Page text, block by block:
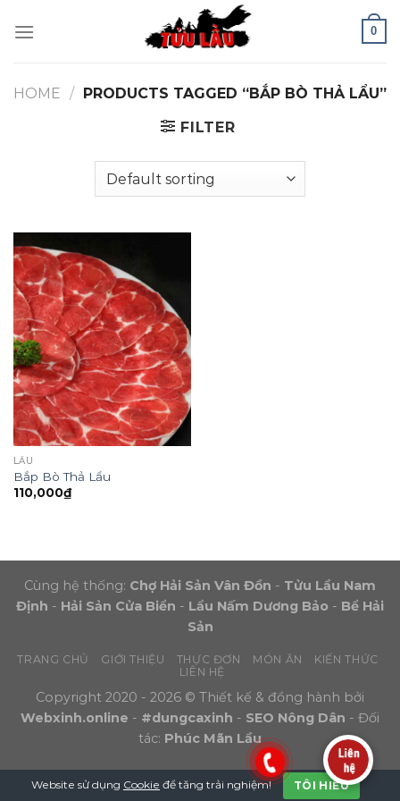
0
HOME / PRODUCTS TAGGED “BẮP BÒ THẢ LẨU”
FILTER
LẨU
Bắp Bò Thả Lẩu
110,000₫
Cùng hệ thống: Chợ Hải Sản Vân Đồn - Tửu Lầu Nam
Định - Hải Sản Cửa Biển - Lẩu Nấm Dương Bảo - Bể Hải
Sản
TRANG CHỦ GIỚI THIỆU THỰC ĐƠN MÓN ĂN
KIẾN THỨC
LIÊN HỆ
Copyright 2020 - 2026 © Thiết kế & đồng hành bởi
Webxinh.online - #dungcaxinh - SEO Nông Dân - Đối
tác: Phúc Mãn Lầu
Website sử dụng Cookie để tăng trải nghiệm! TÔI HIỂU